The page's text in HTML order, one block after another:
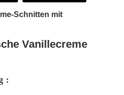
Schnitten mit
Vanillecreme
: